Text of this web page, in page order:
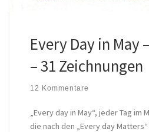
Every Day in May
– 31 Zeichnungen
12 Kommentare
„Every day in May“, jeder Tag im
die nach den „Every day